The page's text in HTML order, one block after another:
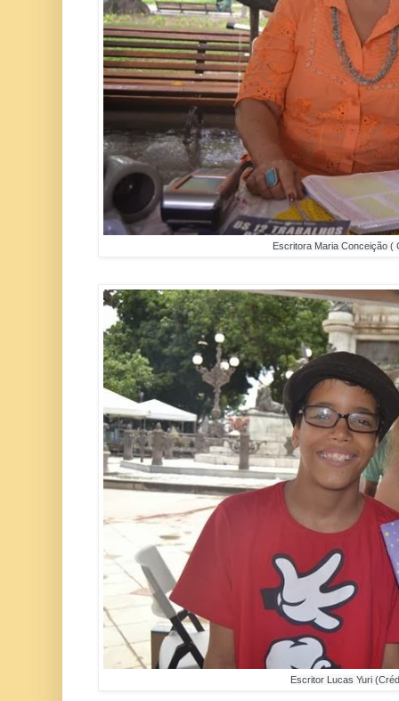
Escritora Maria Conceição (
Escritor Lucas Yuri